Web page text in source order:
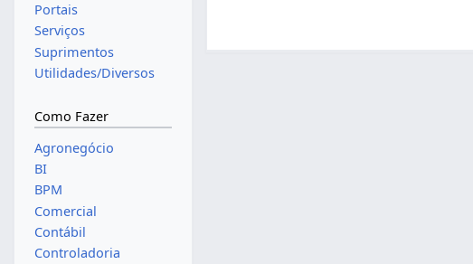
Portais
Serviços
Suprimentos
Utilidades/Diversos
Como Fazer
Agronegócio
BI
BPM
Comercial
Contábil
Controladoria